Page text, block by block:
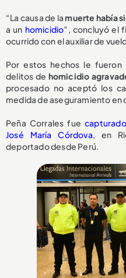
“La causa de lamuerte había
a un homicidio”, concluyó el
ocurrido con el auxiliar de
Por estos hechos le fueron
delitos de homicidio
procesado no aceptó los
medida de aseguramiento en
Peña Corrales fue capturado
José María Córdova, en
deportado desde Perú.